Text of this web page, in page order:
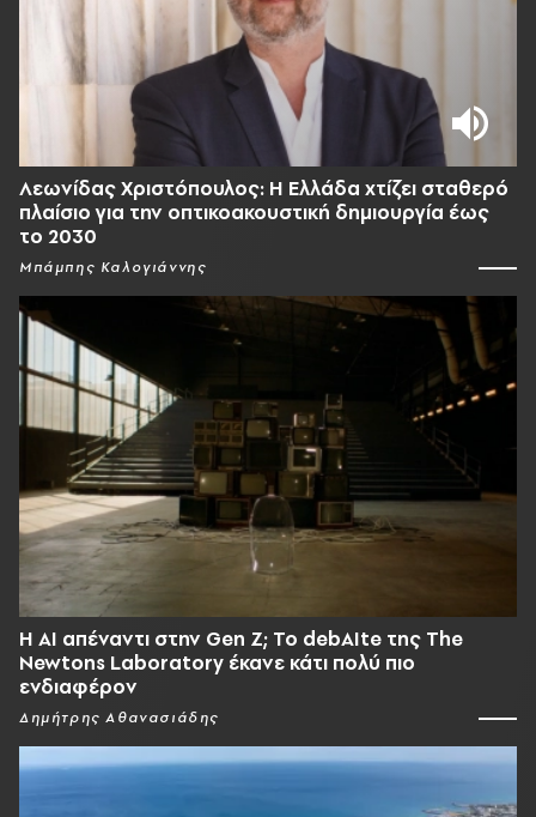
Λεωνίδας Χριστόπουλος: Η Ελλάδα χτίζει σταθερό
πλαίσιο για την οπτικοακουστική δημιουργία έως
το 2030
Μπάμπης Καλογιάννης
Η AI απέναντι στην Gen Z; Το debAIte της The
Newtons Laboratory έκανε κάτι πολύ πιο
ενδιαφέρον
Δημήτρης Αθανασιάδης